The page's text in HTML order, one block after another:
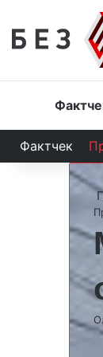
Головна
Фактчек